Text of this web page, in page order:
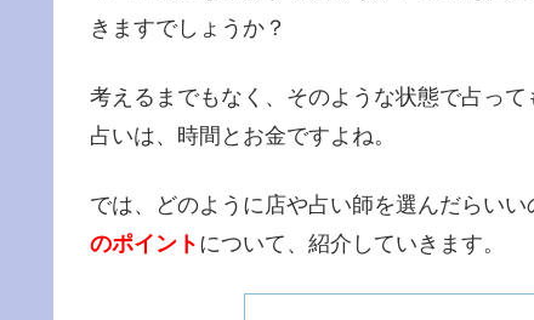
きますでしょうか？
考えるまでもなく、そのような状態で占っ
占いは、時間とお金ですよね。
では、どのように店や占い師を選んだらいい
のポイント について、紹介していきます。